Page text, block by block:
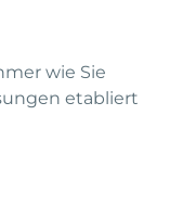
wie Sie
etabliert